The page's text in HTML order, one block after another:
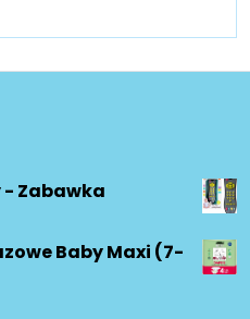
- Zabawka
Baby Maxi (7-